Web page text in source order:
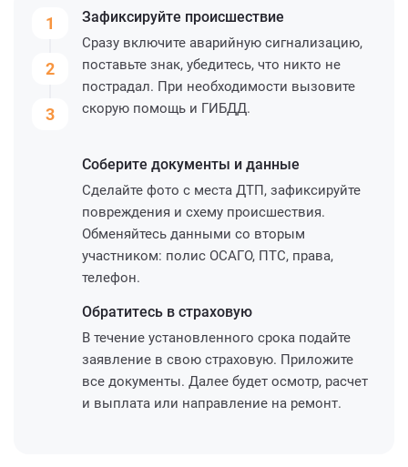
1
2
3
Зафиксируйте происшествие
Сразу включите аварийную сигнализацию,
поставьте знак, убедитесь, что никто не
пострадал. При необходимости вызовите
скорую помощь и ГИБДД.
Соберите документы и данные
Сделайте фото с места ДТП, зафиксируйте
повреждения и схему происшествия.
Обменяйтесь данными со вторым
участником: полис ОСАГО, ПТС, права,
телефон.
Обратитесь в страховую
В течение установленного срока подайте
заявление в свою страховую. Приложите
все документы. Далее будет осмотр, расчет
и выплата или направление на ремонт.